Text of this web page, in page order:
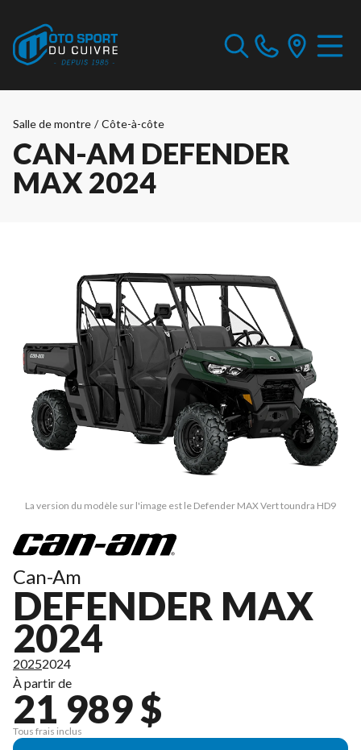
Salle de montre / Côte-à-côte
CAN-AM DEFENDER
MAX 2024
La version du modèle sur l'image est le Defender MAX Vert toundra HD9
Can-Am
DEFENDER MAX
2024
20252024
À partir de
21 989 $
Tous frais inclus